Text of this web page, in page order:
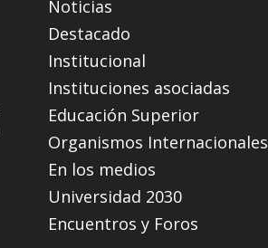
Noticias
Destacado
Institucional
Instituciones asociadas
Educación Superior
Organismos Internacionales
En los medios
Universidad 2030
Encuentros y Foros